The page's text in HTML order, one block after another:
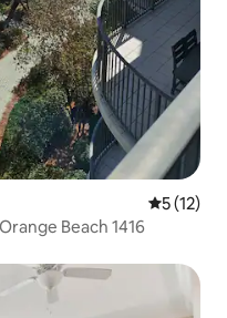
5 ud af 5
5 (12)
Beach 1416